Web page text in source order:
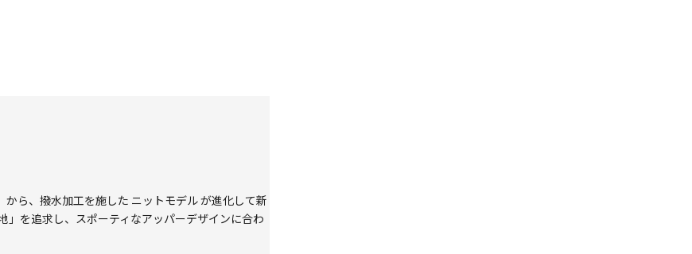
ら、撥水加工を施した ニットモデル が進化して新
を追求し、スポーティなアッパーデザインに合わ